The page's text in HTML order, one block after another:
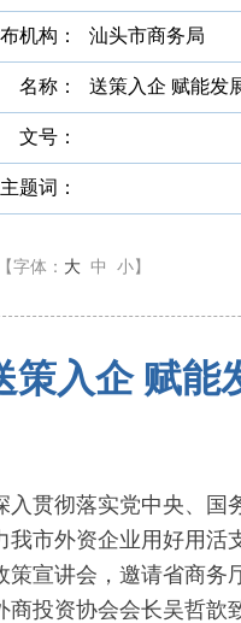
机构： 汕头市商务局
名称： 送策入企 赋能
文号：
主题词：
【字体： 大 中 小 】
策入企 赋
彻落实党中央、国务
我市外资企业用好用活
策宣讲会，邀请省商务
商投资协会会长吴哲歆